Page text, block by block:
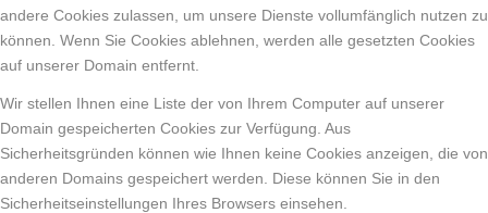
andere Cookies zulassen, um unsere Dienste vollumfänglich nutzen zu
können. Wenn Sie Cookies ablehnen, werden alle gesetzten Cookies
auf unserer Domain entfernt.
Wir stellen Ihnen eine Liste der von Ihrem Computer auf unserer
Domain gespeicherten Cookies zur Verfügung. Aus
Sicherheitsgründen können wie Ihnen keine Cookies anzeigen, die von
anderen Domains gespeichert werden. Diese können Sie in den
Sicherheitseinstellungen Ihres Browsers einsehen.